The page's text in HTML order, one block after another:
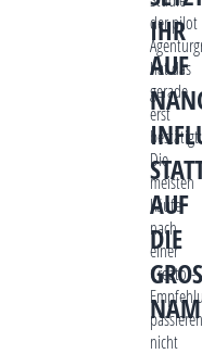
IHR
AUF
AUF
DIE
der pilot
hat das
gerade
erst
bestätigt:
Die
meisten
Käufe
nach
einer
Creator-
passieren
nicht